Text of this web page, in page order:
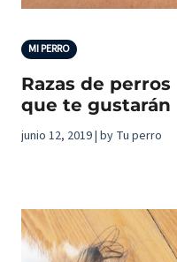
MI PERRO
Razas de
que te gustarán
junio 12, 2019 | by Tu perro